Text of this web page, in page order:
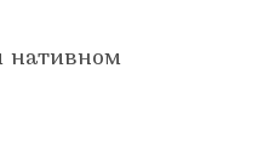
нативном